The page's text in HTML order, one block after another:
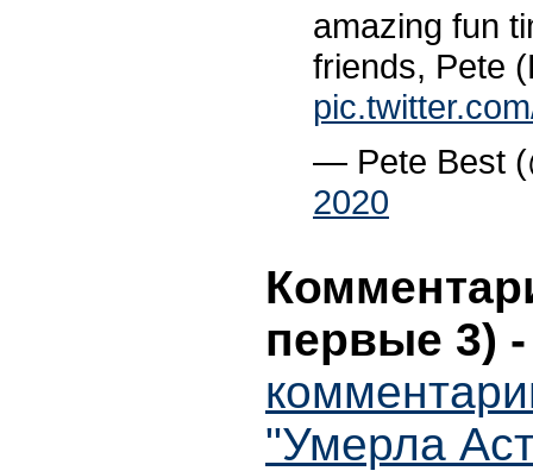
amazing fun
friends, Pete
— Pete Best
2020
первые 3)
"Умерла